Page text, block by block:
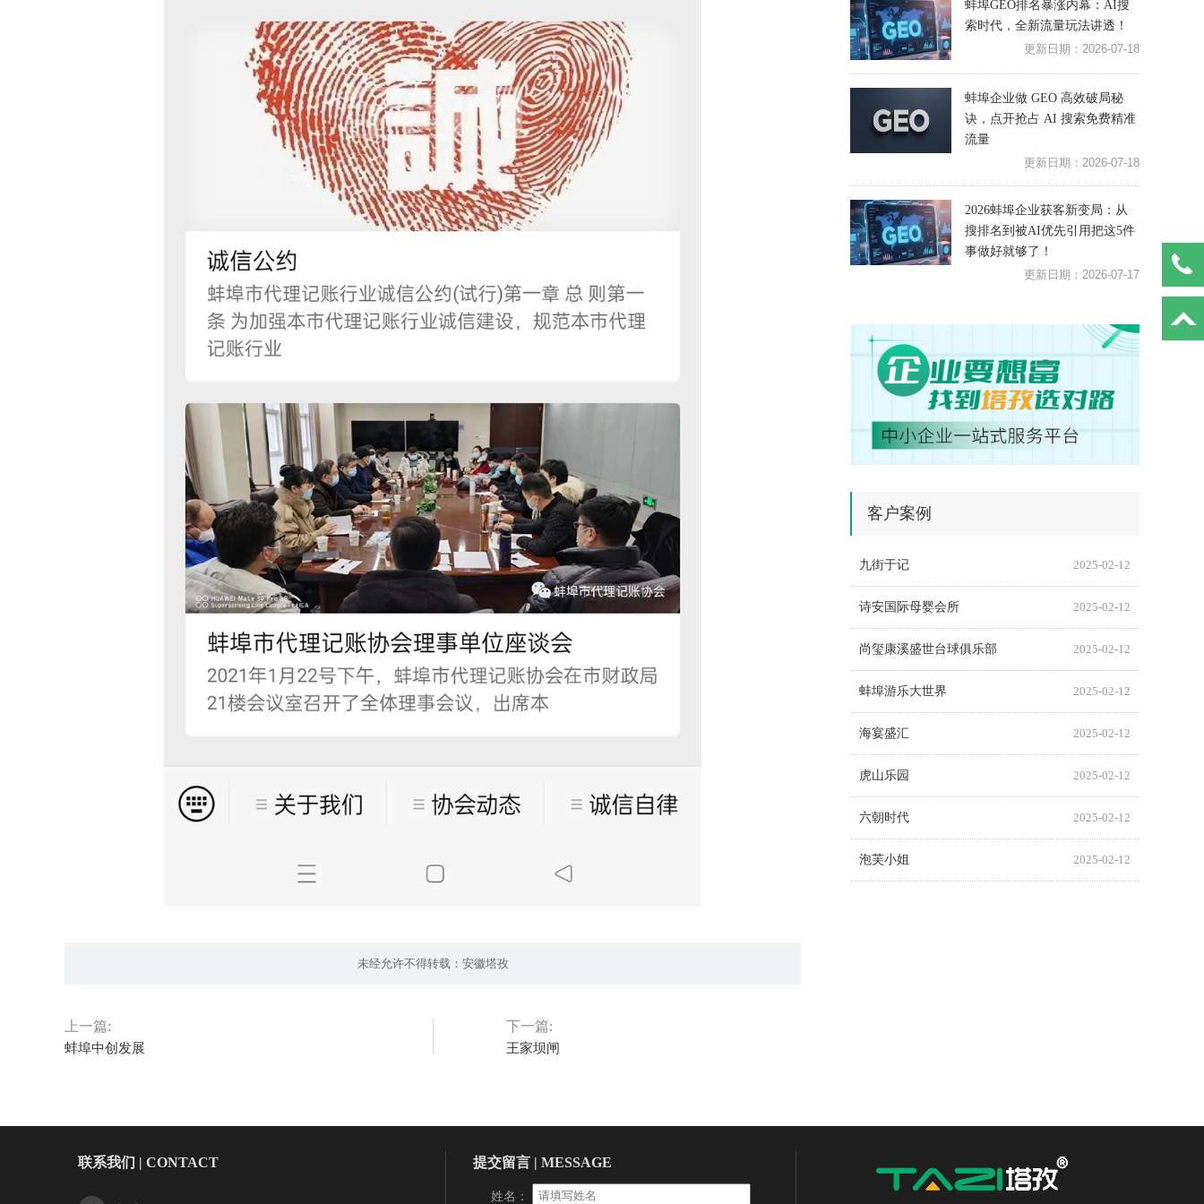
未经允许不得转载：安徽塔孜
上一篇:
蚌埠中创发展
下一篇:
王家坝闸
蚌埠GEO排名暴涨内幕：AI搜
索时代，全新流量玩法讲透！
更新日期：2026-07-18
蚌埠企业做 GEO 高效破局秘
诀，点开抢占 AI 搜索免费精准
流量
更新日期：2026-07-18
2026蚌埠企业获客新变局：从
搜排名到被AI优先引用把这5件
事做好就够了！
更新日期：2026-07-17
客户案例
九街于记 2025-02-12
诗安国际母婴会所 2025-02-12
尚玺康溪盛世台球俱乐部 2025-02-12
蚌埠游乐大世界 2025-02-12
海宴盛汇 2025-02-12
虎山乐园 2025-02-12
六朝时代 2025-02-12
泡芙小姐 2025-02-12
联系我们 | CONTACT 提交留言 | MESSAGE
姓名：